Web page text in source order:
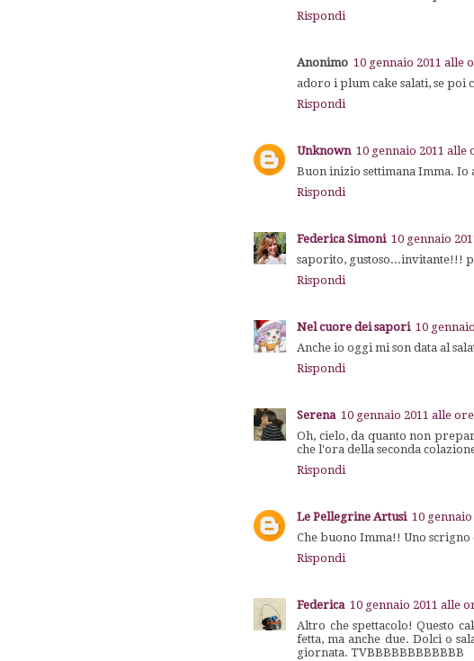
Rispondi
Anonimo 10 gennaio 2011 alle
adoro i plum cake salati, se
Rispondi
Unknown 10 gennaio 2011 alle
Buon inizio settimana Imma. Io
Rispondi
Federica Simoni 10 gennaio
saporito, gustoso...invitante!!!
Rispondi
Nel cuore dei sapori 10
Anche io oggi mi son data al
Rispondi
Serena 10 gennaio 2011 alle
Oh, cielo, da quanto non
che l'ora della seconda
Rispondi
Le Pellegrine Artusi 10
Che buono Imma!! Uno
Rispondi
Federica 10 gennaio 2011 alle
Altro che spettacolo! Questo
fetta, ma anche due. Dolci o
giornata. TVBBBBBBBBBBBB